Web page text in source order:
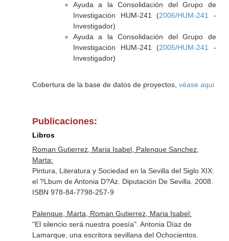
Ayuda a la Consolidación del Grupo de
Investigación HUM-241 (2006/HUM-241
-
Investigador)
Ayuda a la Consolidación del Grupo de
Investigación HUM-241 (2005/HUM-241
-
Investigador)
Cobertura de la base de datos de proyectos, véase aqui
Publicaciones:
Libros
Roman Gutierrez, Maria Isabel, Palenque Sanchez,
Marta:
Pintura, Literatura y Sociedad en la Sevilla del Siglo XIX:
el ?Lbum de Antonia D?Az. Diputación De Sevilla. 2008.
ISBN 978-84-7798-257-9
Palenque, Marta, Roman Gutierrez, Maria Isabel:
"El silencio será nuestra poesía". Antonia Díaz de
Lamarque, una escritora sevillana del Ochocientos.